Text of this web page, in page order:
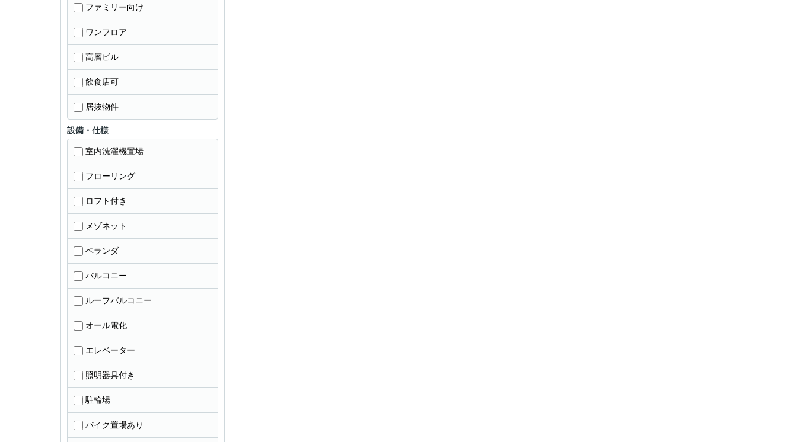
ファミリー向け
ワンフロア
高層ビル
飲食店可
居抜物件
設備・仕様
室内洗濯機置場
フローリング
ロフト付き
メゾネット
ベランダ
バルコニー
ルーフバルコニー
オール電化
エレベーター
照明器具付き
駐輪場
バイク置場あり